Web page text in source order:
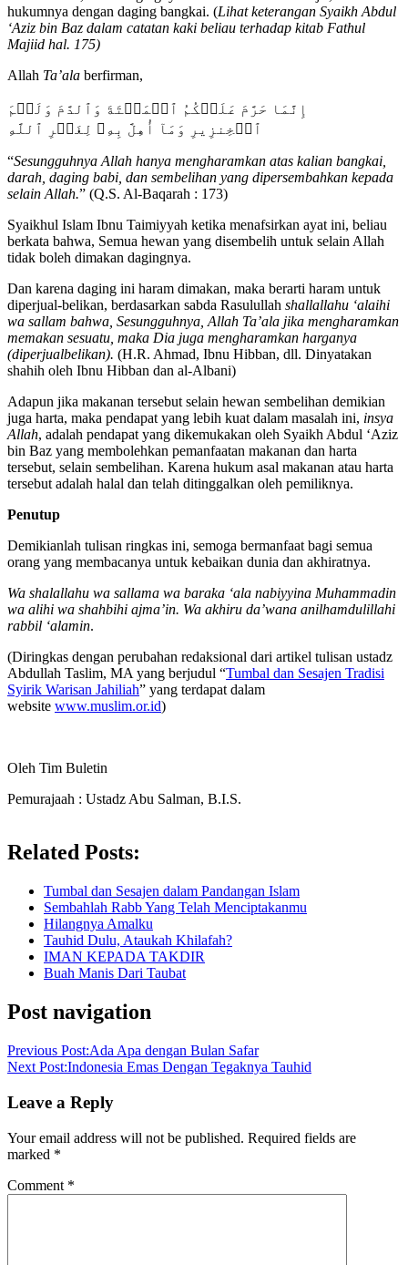
hukumnya dengan daging bangkai. (Lihat keterangan Syaikh Abdul
‘Aziz bin Baz dalam catatan kaki beliau terhadap kitab Fathul
Majiid hal. 175)
Allah Ta’ala berfirman,
إِنَّمَا حَرَّمَ عَلَيۡكُمُ ٱلۡمَيۡتَةَ وَٱلدَّمَ وَلَحۡمَ
ٱلۡخِنزِيرِ وَمَآ أُهِلَّ بِهِۦ لِغَيۡرِ ٱللَّهِ
“Sesungguhnya Allah hanya mengharamkan atas kalian bangkai,
darah, daging babi, dan sembelihan yang dipersembahkan kepada
selain Allah.” (Q.S. Al-Baqarah : 173)
Syaikhul Islam Ibnu Taimiyyah ketika menafsirkan ayat ini, beliau
berkata bahwa, Semua hewan yang disembelih untuk selain Allah
tidak boleh dimakan dagingnya.
Dan karena daging ini haram dimakan, maka berarti haram untuk
diperjual-belikan, berdasarkan sabda Rasulullah shallallahu ‘alaihi
wa sallam bahwa, Sesungguhnya, Allah Ta’ala jika mengharamkan
memakan sesuatu, maka Dia juga mengharamkan harganya
(diperjualbelikan). (H.R. Ahmad, Ibnu Hibban, dll. Dinyatakan
shahih oleh Ibnu Hibban dan al-Albani)
Adapun jika makanan tersebut selain hewan sembelihan demikian
juga harta, maka pendapat yang lebih kuat dalam masalah ini, insya
Allah, adalah pendapat yang dikemukakan oleh Syaikh Abdul ‘Aziz
bin Baz yang membolehkan pemanfaatan makanan dan harta
tersebut, selain sembelihan. Karena hukum asal makanan atau harta
tersebut adalah halal dan telah ditinggalkan oleh pemiliknya.
Penutup
Demikianlah tulisan ringkas ini, semoga bermanfaat bagi semua
orang yang membacanya untuk kebaikan dunia dan akhiratnya.
Wa shalallahu wa sallama wa baraka ‘ala nabiyyina Muhammadin
wa alihi wa shahbihi ajma’in. Wa akhiru da’wana anilhamdulillahi
rabbil ‘alamin.
(Diringkas dengan perubahan redaksional dari artikel tulisan ustadz
Abdullah Taslim, MA yang berjudul “Tumbal dan Sesajen Tradisi
Syirik Warisan Jahiliah” yang terdapat dalam
website www.muslim.or.id)
Oleh Tim Buletin
Pemurajaah : Ustadz Abu Salman, B.I.S.
Related Posts:
Tumbal dan Sesajen dalam Pandangan Islam
Sembahlah Rabb Yang Telah Menciptakanmu
Hilangnya Amalku
Tauhid Dulu, Ataukah Khilafah?
IMAN KEPADA TAKDIR
Buah Manis Dari Taubat
Post navigation
Previous Post:Ada Apa dengan Bulan Safar
Next Post:Indonesia Emas Dengan Tegaknya Tauhid
Leave a Reply
Your email address will not be published. Required fields are
marked *
Comment *